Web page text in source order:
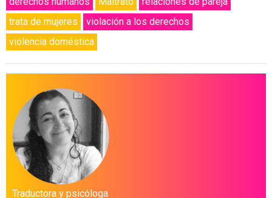
trata de mujeres
violación a los derechos
violencia doméstica
Traductora y psicóloga